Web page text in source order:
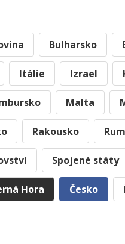
Bulharsko
Itálie Izrael
Malta
Rakousko
Spojené státy
Hora Česko